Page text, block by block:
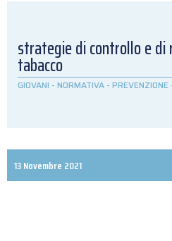
strategie di controllo e di
tabacco
GIOVANI - NORMATIVA - PREVENZIONE
13 Novembre 2021